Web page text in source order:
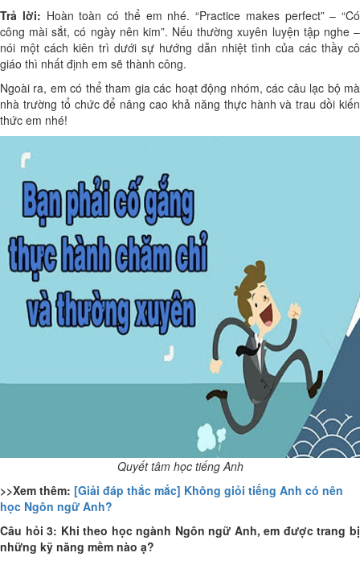
Trả lời: Hoàn toàn có thể em nhé. “Practice makes perfect” – “Có
công mài sắt, có ngày nên kim”. Nếu thường xuyên luyện tập nghe –
nói một cách kiên trì dưới sự hướng dẫn nhiệt tình của các thầy cô
giáo thì nhất định em sẽ thành công.
Ngoài ra, em có thể tham gia các hoạt động nhóm, các câu lạc bộ mà
nhà trường tổ chức để nâng cao khả năng thực hành và trau dồi kiến
thức em nhé!
Quyết tâm học tiếng Anh
>>Xem thêm: [Giải đáp thắc mắc] Không giỏi tiếng Anh có nên
học Ngôn ngữ Anh?
Câu hỏi 3: Khi theo học ngành Ngôn ngữ Anh, em được trang bị
những kỹ năng mềm nào ạ?